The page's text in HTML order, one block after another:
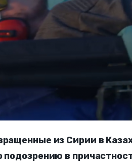
из Сирии в
в